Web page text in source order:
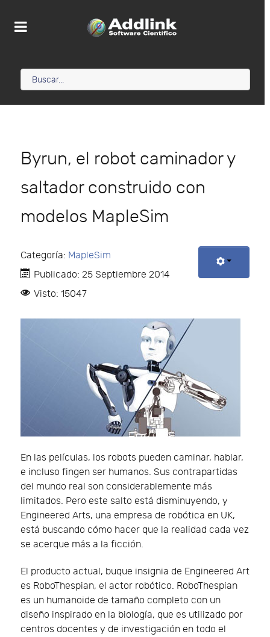
Byrun, el robot caminador y
saltador construido con
modelos MapleSim
Categoría: MapleSim
Publicado: 25 Septiembre 2014
Visto: 15047
En las películas, los robots pueden caminar, hablar,
e incluso fingen ser humanos. Sus contrapartidas
del mundo real son considerablemente más
limitados. Pero este salto está disminuyendo, y
Engineered Arts, una empresa de robótica en UK,
está buscando cómo hacer que la realidad cada vez
se acerque más a la ficción.
El producto actual, buque insignia de Engineered Art
es RoboThespian, el actor robótico. RoboThespian
es un humanoide de tamaño completo con un
diseño inspirado en la biología, que es utilizado por
centros docentes y de investigación en todo el